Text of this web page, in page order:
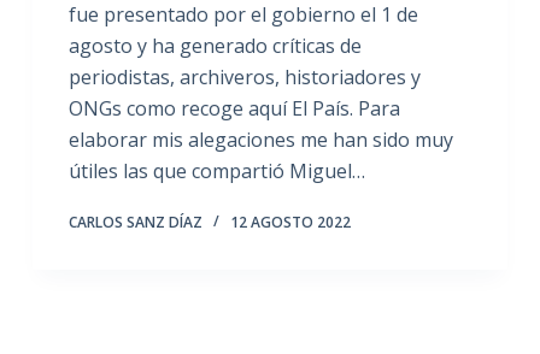
fue presentado por el gobierno el 1 de
agosto y ha generado críticas de
periodistas, archiveros, historiadores y
ONGs como recoge aquí El País. Para
elaborar mis alegaciones me han sido muy
útiles las que compartió Miguel…
CARLOS SANZ DÍAZ 12 AGOSTO 2022